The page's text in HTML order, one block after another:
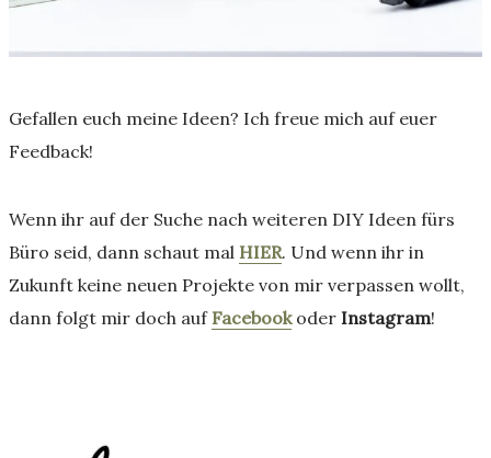
Gefallen euch meine Ideen? Ich freue mich auf euer
Feedback!
Wenn ihr auf der Suche nach weiteren DIY Ideen fürs
Büro seid, dann schaut mal HIER. Und wenn ihr in
Zukunft keine neuen Projekte von mir verpassen wollt,
dann folgt mir doch auf Facebookoder Instagram!